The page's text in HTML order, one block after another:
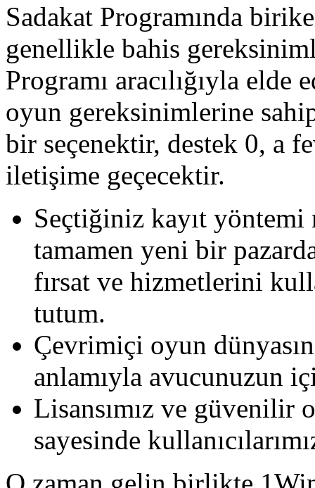
Sadakat Programında
genellikle bahis
Programı aracılığıyla
oyun gereksinimlerine
bir seçenektir, destek 0, a
iletişime geçecektir.
Seçtiğiniz kayıt
tamamen yeni bir
fırsat ve hizmetlerini
tutum.
Çevrimiçi oyun
anlamıyla avucunuzun
Lisansımız ve güvenilir
sayesinde